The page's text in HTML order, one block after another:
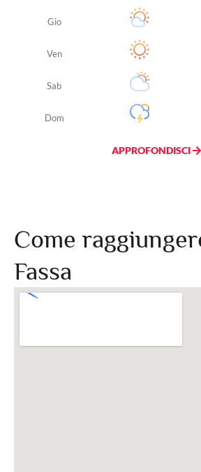
Gio
Ven
Sab
Dom
APPROFONDISCI
Come
Fassa